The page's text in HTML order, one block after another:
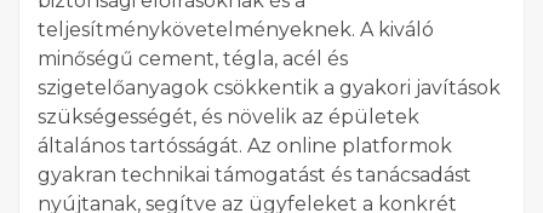
teljesítménykövetelményeknek. A kiváló
minőségű cement, tégla, acél és
szigetelőanyagok csökkentik a gyakori javítások
szükségességét, és növelik az épületek
általános tartósságát. Az online platformok
gyakran technikai támogatást és tanácsadást
nyújtanak, segítve az ügyfeleket a konkrét